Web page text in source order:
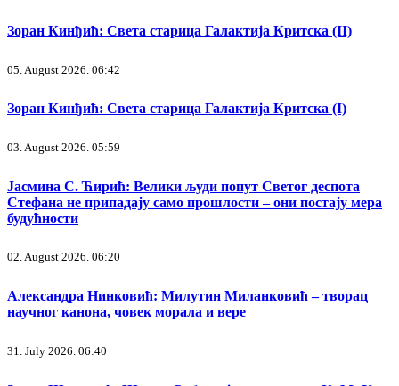
Зоран Кинђић: Света старица Галактија Критска (II)
05. August 2026. 06:42
Зоран Кинђић: Света старица Галактија Критска (I)
03. August 2026. 05:59
Јасмина С. Ћирић: Велики људи попут Светог деспота
Стефана не припадају само прошлости – они постају мера
будућности
02. August 2026. 06:20
Александра Нинковић: Милутин Миланковић – творац
научног канона, човек морала и вере
31. July 2026. 06:40